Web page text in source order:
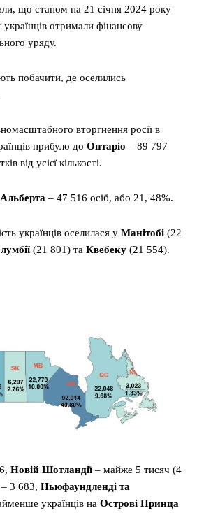
що станом на 21 січня 2024 року
отримали фінансову
уряду.
побачити, де оселились
вторгнення росії в
прибуло до Онтаріо – 89 797
від усієї кількості.
Альберта – 47 516 осіб, або 21, 48%.
українців оселилася у Манітобі (22
(21 801) та Квебеку (21 554).
Новій Шотландії– майже 5 тисяч (4
– 3 683, Ньюфаундленді та
українців на Острові Принца